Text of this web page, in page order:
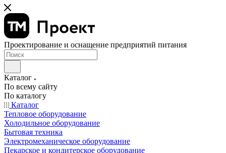
Проектирование и оснащение предприятий питания
Каталог
По всему сайту
По каталогу
Каталог
Тепловое оборудование
Холодильное оборудование
Бытовая техника
Электромеханическое оборудование
Пекарское и кондитерское оборудование